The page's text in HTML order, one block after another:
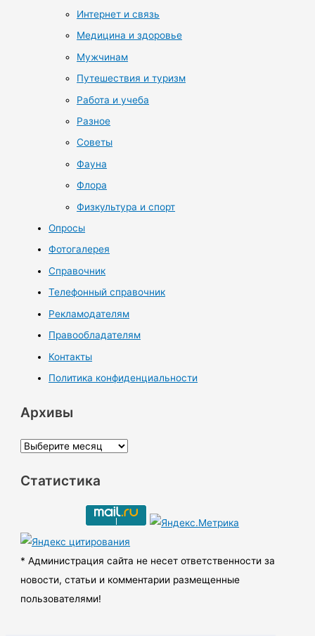
Интернет и связь
Медицина и здоровье
Мужчинам
Путешествия и туризм
Работа и учеба
Разное
Советы
Фауна
Флора
Физкультура и спорт
Опросы
Фотогалерея
Справочник
Телефонный справочник
Рекламодателям
Правообладателям
Контакты
Политика конфиденциальности
Архивы
А
х
ы
Статистика
* Администрация сайта не несет ответственности за
новости, статьи и комментарии размещенные
пользователями!